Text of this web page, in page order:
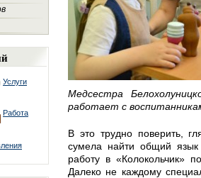
Услуги
Работа
Медсестра
работает с
В это трудно поверить,
сумела найти общий
работу в «Колокольчик»
Далеко не каждому